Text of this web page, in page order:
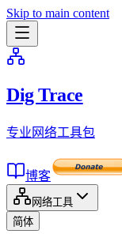
Skip to main content
Dig Trace
专业网络工具包
博客
网络工具
简体